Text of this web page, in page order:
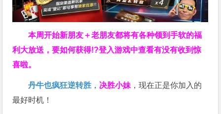
本周开始新朋友＋老朋友都将有各种领到手软的福
利大放送，要如何获得!?登入游戏中查看有没有收到惊
喜啦。
丹牛也疯狂逆转胜 ， 决胜小妹 ，现在正是你加入的
最好时机！